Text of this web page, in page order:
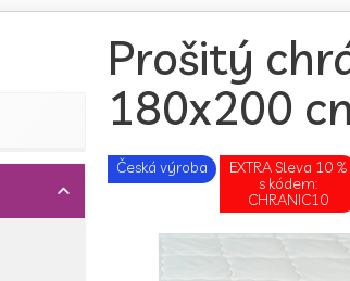
Prošitý
180x200
Česká výroba
EXTRA Sleva 10 %
s kódem:
CHRANIC10